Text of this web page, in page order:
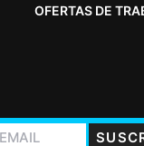
OFERTAS DE